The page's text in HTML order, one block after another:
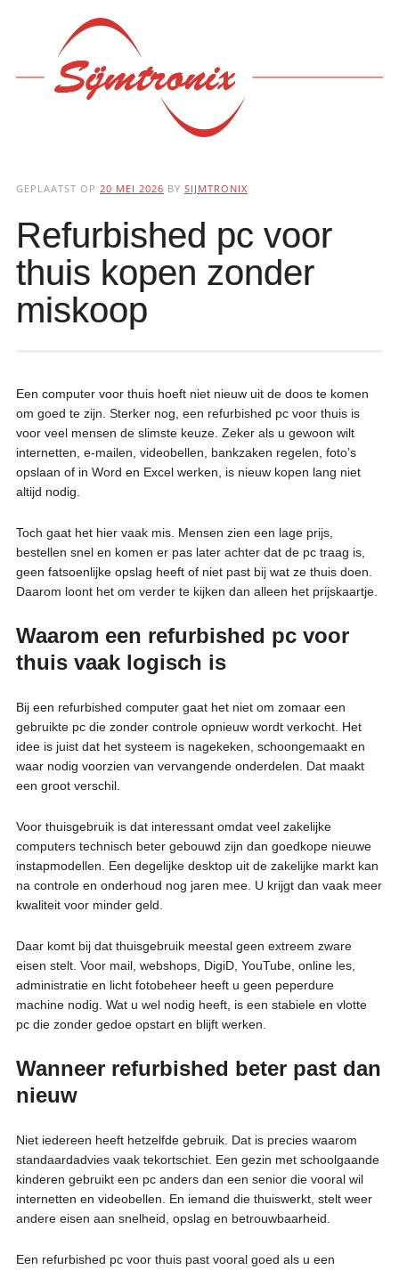
Hoofdmenu
GEPLAATST OP 20 MEI 2026 BY SIJMTRONIX
Refurbished pc voor
thuis kopen zonder
miskoop
Een computer voor thuis hoeft niet nieuw uit de doos te komen
om goed te zijn. Sterker nog, een refurbished pc voor thuis is
voor veel mensen de slimste keuze. Zeker als u gewoon wilt
internetten, e-mailen, videobellen, bankzaken regelen, foto’s
opslaan of in Word en Excel werken, is nieuw kopen lang niet
altijd nodig.
Toch gaat het hier vaak mis. Mensen zien een lage prijs,
bestellen snel en komen er pas later achter dat de pc traag is,
geen fatsoenlijke opslag heeft of niet past bij wat ze thuis doen.
Daarom loont het om verder te kijken dan alleen het prijskaartje.
Waarom een refurbished pc voor
thuis vaak logisch is
Bij een refurbished computer gaat het niet om zomaar een
gebruikte pc die zonder controle opnieuw wordt verkocht. Het
idee is juist dat het systeem is nagekeken, schoongemaakt en
waar nodig voorzien van vervangende onderdelen. Dat maakt
een groot verschil.
Voor thuisgebruik is dat interessant omdat veel zakelijke
computers technisch beter gebouwd zijn dan goedkope nieuwe
instapmodellen. Een degelijke desktop uit de zakelijke markt kan
na controle en onderhoud nog jaren mee. U krijgt dan vaak meer
kwaliteit voor minder geld.
Daar komt bij dat thuisgebruik meestal geen extreem zware
eisen stelt. Voor mail, webshops, DigiD, YouTube, online les,
administratie en licht fotobeheer heeft u geen peperdure
machine nodig. Wat u wel nodig heeft, is een stabiele en vlotte
pc die zonder gedoe opstart en blijft werken.
Wanneer refurbished beter past dan
nieuw
Niet iedereen heeft hetzelfde gebruik. Dat is precies waarom
standaardadvies vaak tekortschiet. Een gezin met schoolgaande
kinderen gebruikt een pc anders dan een senior die vooral wil
internetten en videobellen. En iemand die thuiswerkt, stelt weer
andere eisen aan snelheid, opslag en betrouwbaarheid.
Een refurbished pc voor thuis past vooral goed als u een